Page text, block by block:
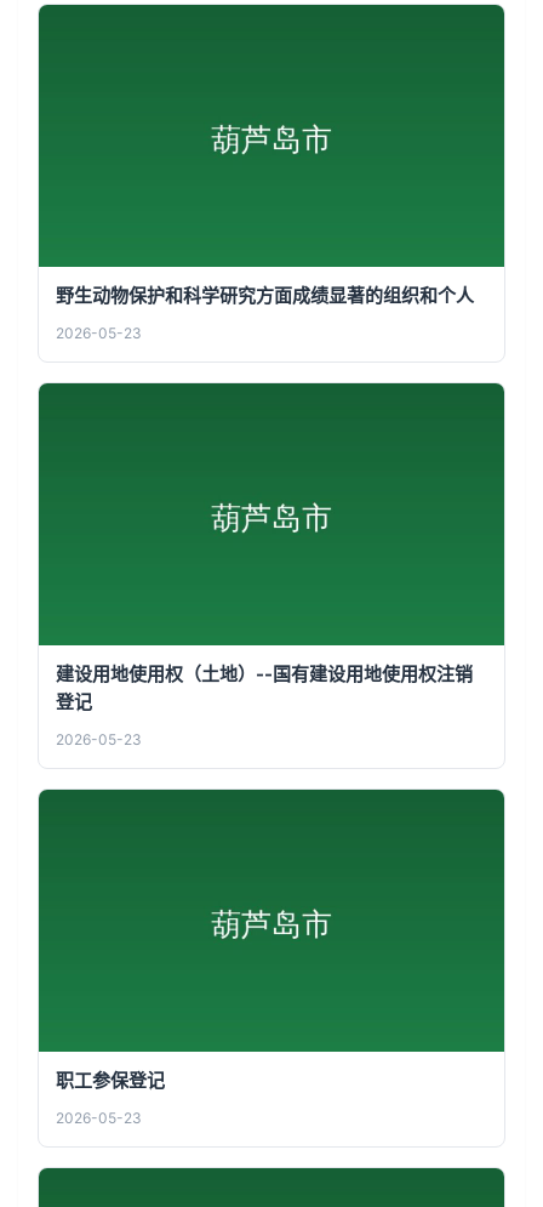
野生动物保护和科学研究方面成绩显著的组织和个人
2026-05-23
建设用地使用权（土地）--国有建设用地使用权注销
登记
2026-05-23
职工参保登记
2026-05-23